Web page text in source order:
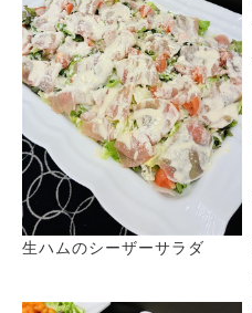
生ハムのシーザーサラダ